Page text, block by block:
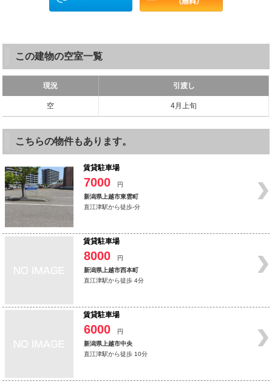
この建物の空室一覧
現況 引渡し
空 4月上旬
こちらの物件もあります。
賃貸駐車場
7000
円
新潟県上越市東雲町
直江津駅から徒歩-分
賃貸駐車場
8000
円
新潟県上越市西本町
直江津駅から徒歩 4分
賃貸駐車場
6000
円
新潟県上越市中央
直江津駅から徒歩 10分